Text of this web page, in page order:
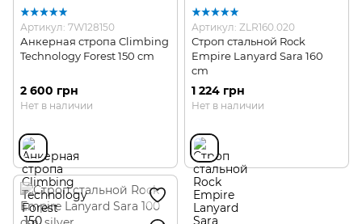
Артикул: 7W128150
Анкерная стропа Climbing
Technology Forest 150 cm
2 600 грн
Нет в наличии
Артикул: ZLR160.020
Строп стальной Rock
Empire Lanyard Sara 160
cm
1 224 грн
Нет в наличии